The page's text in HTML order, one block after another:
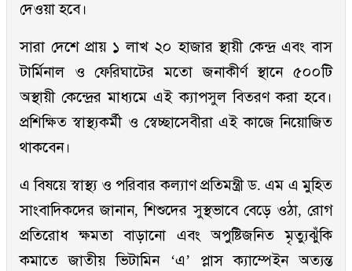
দেওয়া হবে।
সারা দেশে প্রায় ১ লাখ ২০ হাজার স্থায়ী কেন্দ্র এবং বাস
টার্মিনাল ও ফেরিঘাটের মতো জনাকীর্ণ স্থানে ৫০০টি
অস্থায়ী কেন্দ্রের মাধ্যমে এই ক্যাপসুল বিতরণ করা হবে।
প্রশিক্ষিত স্বাস্থ্যকর্মী ও স্বেচ্ছাসেবীরা এই কাজে নিয়োজিত
থাকবেন।
এ বিষয়ে স্বাস্থ্য ও পরিবার কল্যাণ প্রতিমন্ত্রী ড. এম এ মুহিত
সাংবাদিকদের জানান, শিশুদের সুস্থভাবে বেড়ে ওঠা, রোগ
প্রতিরোধ ক্ষমতা বাড়ানো এবং অপুষ্টিজনিত মৃত্যুঝুঁকি
কমাতে জাতীয় ভিটামিন ‘এ’ প্লাস ক্যাম্পেইন অত্যন্ত